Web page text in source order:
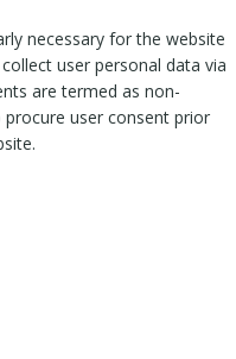
necessary for the website
user personal data via
are termed as non-
user consent prior